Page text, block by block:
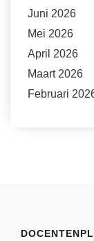
Juni 2026
Mei 2026
April 2026
Maart 2026
Februari